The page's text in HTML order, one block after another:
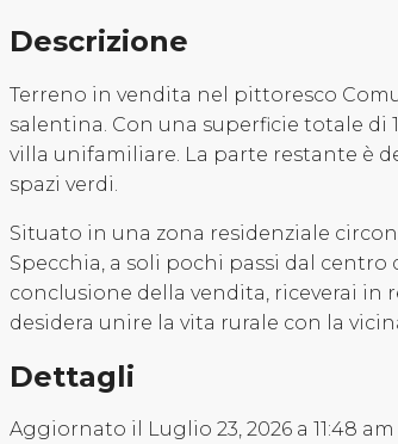
Descrizione
Terreno in vendita nel pittoresco
salentina. Con una superficie totale di
villa unifamiliare. La parte restante è
spazi verdi.
Situato in una zona residenziale
Specchia, a soli pochi passi dal
conclusione della vendita, riceverai
desidera unire la vita rurale con la
Dettagli
Aggiornato il Luglio 23, 2026 a 11:48 am